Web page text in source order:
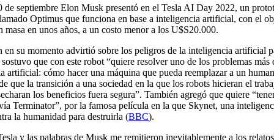
de septiembre Elon Musk presentó en el Tesla AI Day 2022, un
Optimus que funciona en base a inteligencia artificial, con el
masa en unos años, a un costo menor a los U$S20.000.
en su momento advirtió sobre los peligros de la inteligencia artificial
que con este robot “quiere resolver uno de los problemas
artificial: cómo hacer una máquina que pueda reemplazar a un
que la transición a una sociedad en la que los robots hicieran el
los beneficios fuera segura”. También agregó que quiere
Terminator”, por la famosa película en la que Skynet, una
la humanidad para destruirla (BBC).
y las palabras de Musk me remitieron inevitablemente a los